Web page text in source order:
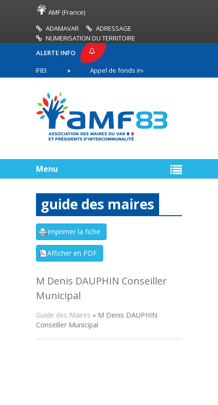
AMF (France)
ADAMAVAR
ADRESSAGE
NUMERISATION DU TERRITOIRE
ALERTE INFO
Appel de fonds incendies de forêt
première ligne
Menu
guide des maires
M Denis DAUPHIN Conseiller
Municipal
Guide des Maires » M Denis DAUPHIN
Conseiller Municipal